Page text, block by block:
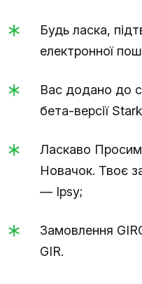
Будь ласка,
електронної
Вас додано до
бета-версії
Ласкаво
Новачок. Твоє
— Ipsy;
Замовлення
GIR.